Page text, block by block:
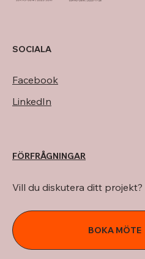
SOCIALA
Facebook
LinkedIn
FÖRFRÅGNINGAR
Vill du diskutera ditt projekt?
BOKA MÖTE